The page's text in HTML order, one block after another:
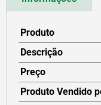
Produto
Descrição
Preço
Produto Vendido